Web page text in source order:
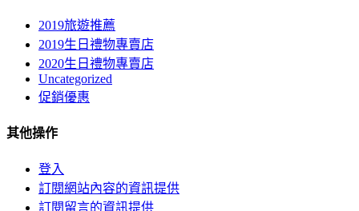
2019旅遊推薦
2019生日禮物專賣店
2020生日禮物專賣店
Uncategorized
促銷優惠
其他操作
登入
訂閱網站內容的資訊提供
訂閱留言的資訊提供